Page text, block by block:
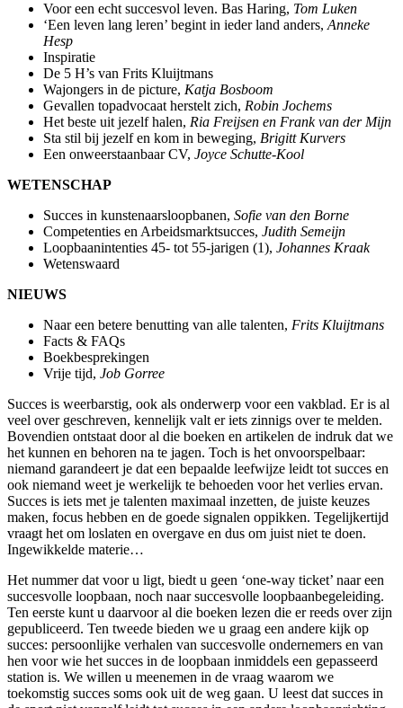
Voor een echt succesvol leven. Bas Haring, Tom Luken
‘Een leven lang leren’ begint in ieder land anders, Anneke
Hesp
Inspiratie
De 5 H’s van Frits Kluijtmans
Wajongers in de picture, Katja Bosboom
Gevallen topadvocaat herstelt zich, Robin Jochems
Het beste uit jezelf halen, Ria Freijsen en Frank van der Mijn
Sta stil bij jezelf en kom in beweging, Brigitt Kurvers
Een onweerstaanbaar CV, Joyce Schutte-Kool
WETENSCHAP
Succes in kunstenaarsloopbanen, Sofie van den Borne
Competenties en Arbeidsmarktsucces, Judith Semeijn
Loopbaanintenties 45- tot 55-jarigen (1), Johannes Kraak
Wetenswaard
NIEUWS
Naar een betere benutting van alle talenten, Frits Kluijtmans
Facts & FAQs
Boekbesprekingen
Vrije tijd, Job Gorree
Succes is weerbarstig, ook als onderwerp voor een vakblad. Er is al
veel over geschreven, kennelijk valt er iets zinnigs over te melden.
Bovendien ontstaat door al die boeken en artikelen de indruk dat we
het kunnen en behoren na te jagen. Toch is het onvoorspelbaar:
niemand garandeert je dat een bepaalde leefwijze leidt tot succes en
ook niemand weet je werkelijk te behoeden voor het verlies ervan.
Succes is iets met je talenten maximaal inzetten, de juiste keuzes
maken, focus hebben en de goede signalen oppikken. Tegelijkertijd
vraagt het om loslaten en overgave en dus om juist niet te doen.
Ingewikkelde materie…
Het nummer dat voor u ligt, biedt u geen ‘one-way ticket’ naar een
succesvolle loopbaan, noch naar succesvolle loopbaanbegeleiding.
Ten eerste kunt u daarvoor al die boeken lezen die er reeds over zijn
gepubliceerd. Ten tweede bieden we u graag een andere kijk op
succes: persoonlijke verhalen van succesvolle ondernemers en van
hen voor wie het succes in de loopbaan inmiddels een gepasseerd
station is. We willen u meenemen in de vraag waarom we
toekomstig succes soms ook uit de weg gaan. U leest dat succes in